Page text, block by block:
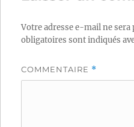
Votre adresse e-mail ne sera
obligatoires sont indiqués
COMMENTAIRE *